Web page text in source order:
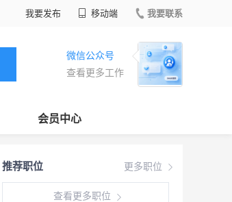
我要发布 移动端 我要联系
微信公众号
查看更多工作
会员中心
更多职位
推荐职位
查看更多职位